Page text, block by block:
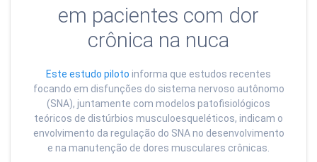
em pacientes com dor
crônica na nuca
Este estudo piloto informa que estudos recentes
focando em disfunções do sistema nervoso autônomo
(SNA), juntamente com modelos patofisiológicos
teóricos de distúrbios musculoesqueléticos, indicam o
envolvimento da regulação do SNA no desenvolvimento
e na manutenção de dores musculares crônicas.